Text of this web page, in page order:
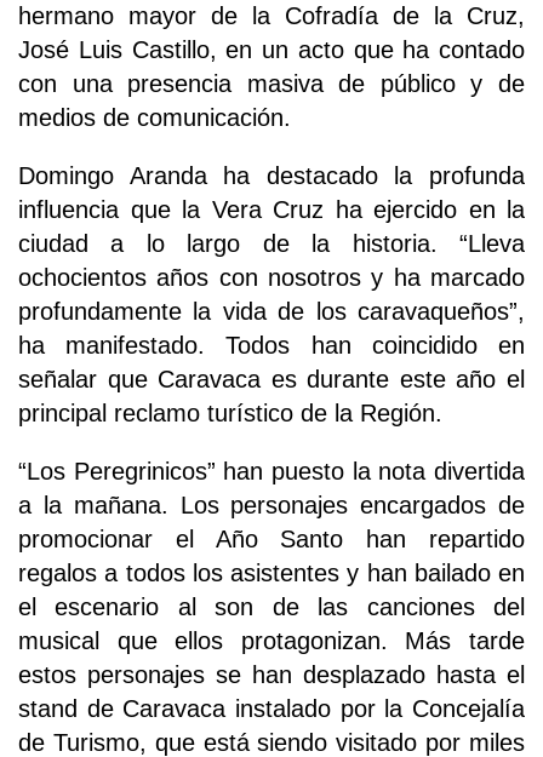
hermano mayor de la Cofradía de la Cruz,
José Luis Castillo, en un acto que ha contado
con una presencia masiva de público y de
medios de comunicación.
Domingo Aranda ha destacado la profunda
influencia que la Vera Cruz ha ejercido en la
ciudad a lo largo de la historia. “Lleva
ochocientos años con nosotros y ha marcado
profundamente la vida de los caravaqueños”,
ha manifestado. Todos han coincidido en
señalar que Caravaca es durante este año el
principal reclamo turístico de la Región.
“Los Peregrinicos” han puesto la nota divertida
a la mañana. Los personajes encargados de
promocionar el Año Santo han repartido
regalos a todos los asistentes y han bailado en
el escenario al son de las canciones del
musical que ellos protagonizan. Más tarde
estos personajes se han desplazado hasta el
stand de Caravaca instalado por la Concejalía
de Turismo, que está siendo visitado por miles